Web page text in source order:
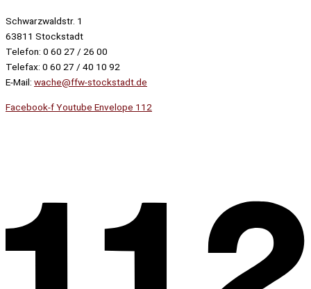
Schwarzwaldstr. 1
63811 Stockstadt
Telefon: 0 60 27 / 26 00
Telefax: 0 60 27 / 40 10 92
E-Mail: wache@ffw-stockstadt.de
Facebook-fYoutube Envelope 112